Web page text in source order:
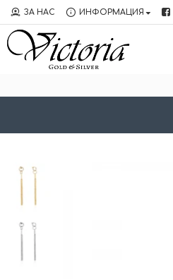
ЗА НАС ИНФОРМАЦИЯ